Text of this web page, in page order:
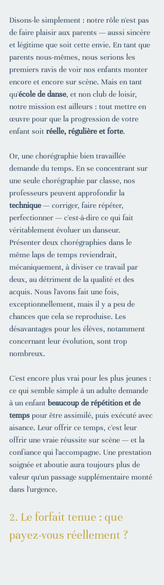
Disons-le simplement : notre rôle n'est pas
de faire plaisir aux parents — aussi sincère
et légitime que soit cette envie. En tant que
parents nous-mêmes, nous serions les
premiers ravis de voir nos enfants monter
encore et encore sur scène. Mais en tant
qu'école de danse, et non club de loisir,
notre mission est ailleurs : tout mettre en
œuvre pour que la progression de votre
enfant soit réelle, régulière et forte.
Or, une chorégraphie bien travaillée
demande du temps. En se concentrant sur
une seule chorégraphie par classe, nos
professeurs peuvent approfondir la
technique — corriger, faire répéter,
perfectionner — c'est-à-dire ce qui fait
véritablement évoluer un danseur.
Présenter deux chorégraphies dans le
même laps de temps reviendrait,
mécaniquement, à diviser ce travail par
deux, au détriment de la qualité et des
acquis. Nous l'avons fait une fois,
exceptionnellement, mais il y a peu de
chances que cela se reproduise. Les
désavantages pour les élèves, notamment
concernant leur évolution, sont trop
nombreux.
C'est encore plus vrai pour les plus jeunes :
ce qui semble simple à un adulte demande
à un enfant beaucoup de répétition et de
temps pour être assimilé, puis exécuté avec
aisance. Leur offrir ce temps, c'est leur
offrir une vraie réussite sur scène — et la
confiance qui l'accompagne. Une prestation
soignée et aboutie aura toujours plus de
valeur qu'un passage supplémentaire monté
dans l'urgence.
2. Le forfait tenue : que
payez-vous réellement ?